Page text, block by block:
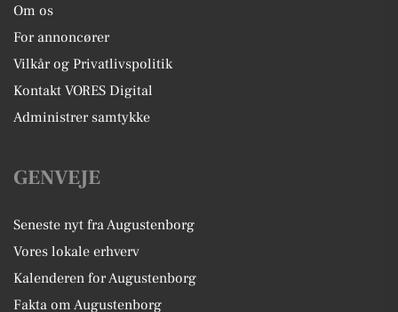
Om os
For annoncører
Vilkår og Privatlivspolitik
Kontakt VORES Digital
Administrer samtykke
GENVEJE
Seneste nyt fra Augustenborg
Vores lokale erhverv
Kalenderen for Augustenborg
Fakta om Augustenborg